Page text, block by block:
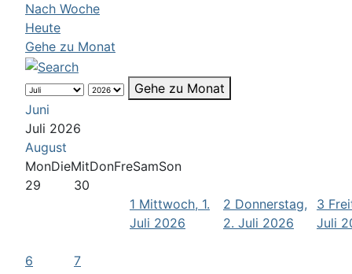
Nach Woche
Heute
Gehe zu Monat
Gehe zu Monat
Juni
Juli 2026
August
MonDieMitDonFreSamSon
29
30
1 Mittwoch, 1.
Juli 2026
2 Donnerstag,
2. Juli 2026
3
Juli
6
7